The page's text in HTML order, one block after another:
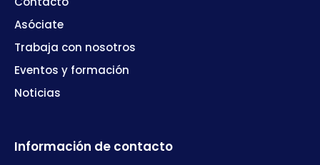
Asóciate
Trabaja con nosotros
Eventos y formación
Noticias
Información de contacto